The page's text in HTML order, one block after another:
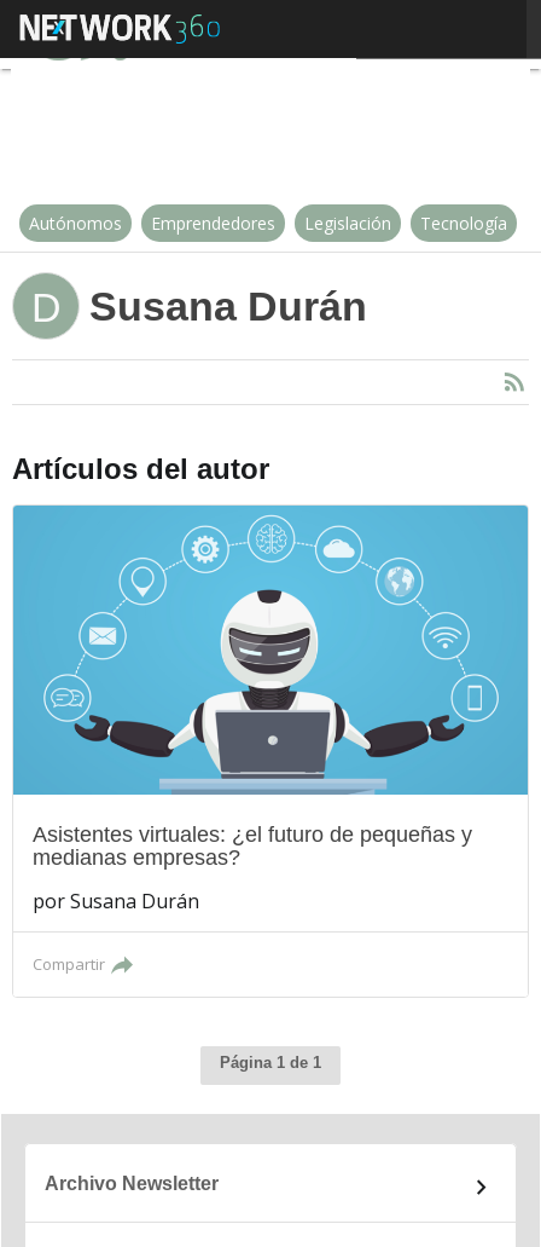
Susana Durán
Autónomos Emprendedores Legislación Tecnología
D Susana Durán
Artículos del autor
Asistentes virtuales: ¿el futuro de pequeñas y
medianas empresas?
porSusana Durán
Compartir
Página 1 de 1
Archivo Newsletter